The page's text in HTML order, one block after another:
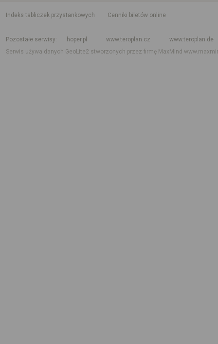
indeks tabliczek przystankowych
Cenniki biletów online
Pozostałe serwisy
hoper.pl www.teroplan.cz
www.teroplan.de
Serwis używa danych GeoLite2 stworzonych przez firmę MaxMind